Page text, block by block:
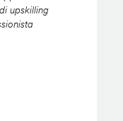
upskilling